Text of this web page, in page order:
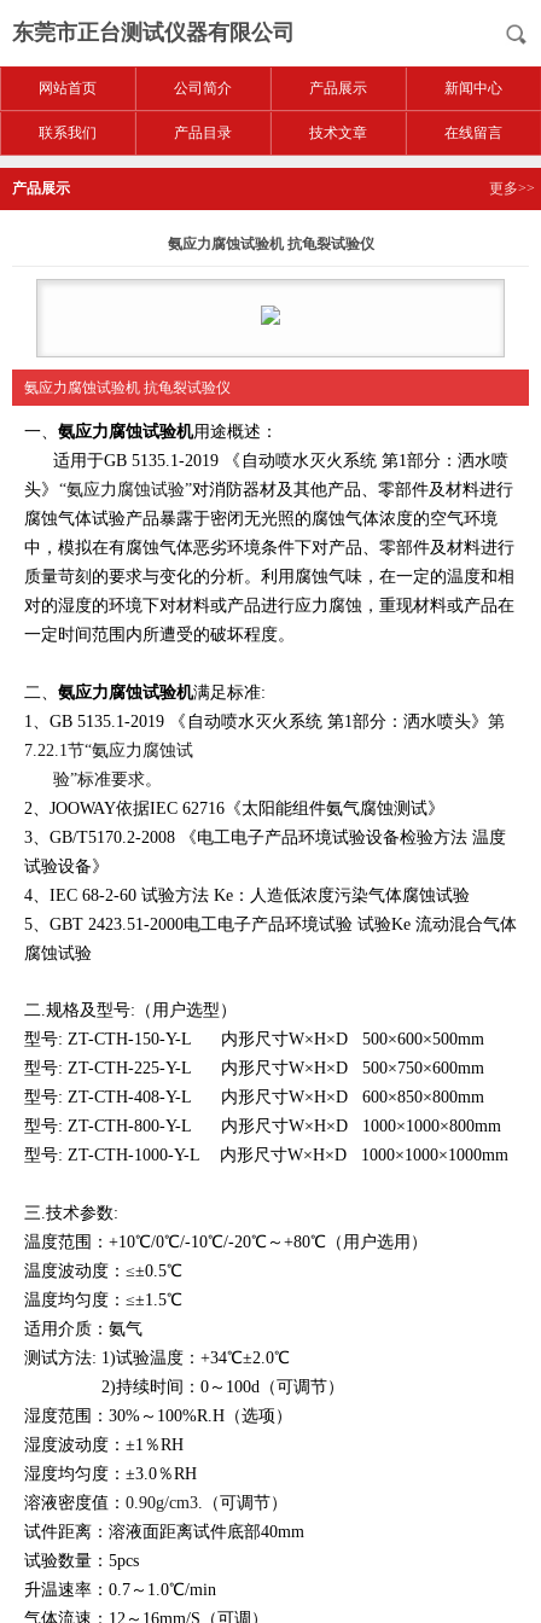
东莞市正台测试仪器有限公司
网站首页 公司简介 产品展示 新闻中心
联系我们 产品目录 技术文章 在线留言
产品展示 更多>>
氨应力腐蚀试验机 抗龟裂试验仪
氨应力腐蚀试验机 抗龟裂试验仪
一、 氨应力腐蚀试验机用途概述：
适用于GB 5135.1-2019 《 自动喷水灭火系统 第1部分：洒水喷
头》 “氨应力腐蚀试验”对消防器材及其他产品、零部件及材料进行
腐蚀气体试验产品暴露于密闭无光照的腐蚀气体浓度的空气环境
中，模拟在有腐蚀气体恶劣环境条件下对产品、零部件及材料进行
质量苛刻的要求与变化的分析。利用腐蚀气味，在一定的温度和相
对的湿度的环境下对材料或产品进行应力腐蚀，重现材料或产品在
一定时间范围内所遭受的破坏程度。
二、 氨应力腐蚀试验机满足标准:
1、GB 5135.1-2019
《 自动喷水灭火系统 第1部分：洒水喷头》第
7.22.1节“氨应力腐蚀试
验”标准要求。
2、JOOWAY依据IEC 62716《太阳能组件氨气腐蚀测试》
3、GB/T5170.2-2008 《电工电子产品环境试验设备检验方法 温度
试验设备》
4、IEC 68-2-60 试验方法 Ke：人造低浓度污染气体腐蚀试验
5、GBT 2423.51-2000电工电子产品环境试验 试验Ke 流动混合气体
腐蚀试验
二.规格及型号:（用户选型）
型号: ZT-CTH-150-Y-L 内形尺寸W×H×D 500×600×500mm
型号: ZT-CTH-225-Y-L 内形尺寸W×H×D 500×750×600mm
型号: ZT-CTH-408-Y-L 内形尺寸W×H×D 600×850×800mm
型号: ZT-CTH-800-Y-L 内形尺寸W×H×D 1000×1000×800mm
型号: ZT-CTH-1000-Y-L 内形尺寸W×H×D 1000×1000×1000mm
三.技术参数:
温度范围：+10℃/0℃/-10℃/-20℃～+80℃（用户选用）
温度波动度：≤±0.5℃
温度均匀度：≤±1.5℃
适用介质：氨气
测试方法: 1 )试验温度：+34℃±2.0℃
2)持续时间：0～100d（可调节）
湿度范围：30%～100%R.H（选项）
湿度波动度：±1％RH
湿度均匀度：±3.0％RH
溶液密度值： 0.90g/cm3 .（可调节）
试件距离：溶液面距离试件底部40mm
试验数量：5pcs
升温速率：0.7～1.0℃/min
气体流速：12～16mm/S（可调）